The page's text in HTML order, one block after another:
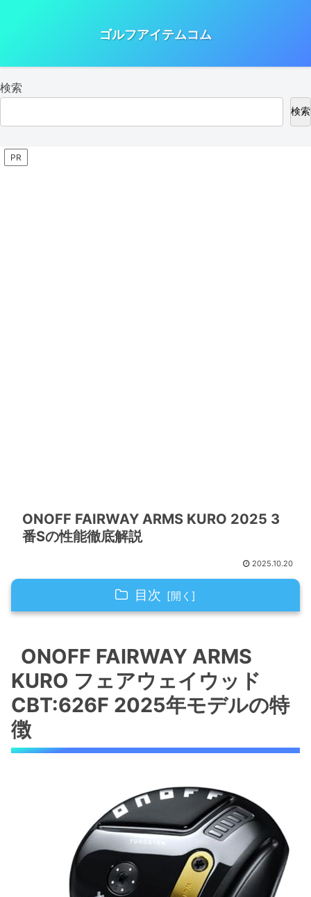
ゴルフアイテムコム
検索
検索
PR
ONOFF FAIRWAY ARMS KURO 2025 3
番Sの性能徹底解説
2025.10.20
目次
ウッド CBT:626F 2025年モデルの特徴
最新テクノロジーを投入したヘッド設計
シャフトとグリップの特徴
メリット・デメリットを整理
ウッド CBT:626Fの特徴とメリット
高品質なヘッド素材がもたらすパフォーマ
シャフトとグリップの特徴
このフェアウェイウッドの利用シーンとお
すすめポイント
ONOFF FAIRWAY ARMS
KURO フェアウェイウッド
CBT:626F 2025年モデルの特
徴